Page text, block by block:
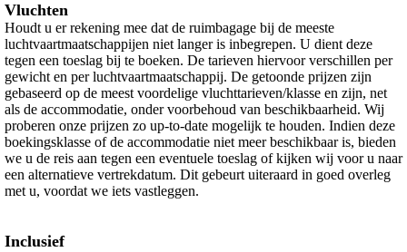
Vluchten
Houdt u er rekening mee dat de ruimbagage bij de meeste
luchtvaartmaatschappijen niet langer is inbegrepen. U dient deze
tegen een toeslag bij te boeken. De tarieven hiervoor verschillen per
gewicht en per luchtvaartmaatschappij. De getoonde prijzen zijn
gebaseerd op de meest voordelige vluchttarieven/klasse en zijn, net
als de accommodatie, onder voorbehoud van beschikbaarheid. Wij
proberen onze prijzen zo up-to-date mogelijk te houden. Indien deze
boekingsklasse of de accommodatie niet meer beschikbaar is, bieden
we u de reis aan tegen een eventuele toeslag of kijken wij voor u naar
een alternatieve vertrekdatum. Dit gebeurt uiteraard in goed overleg
met u, voordat we iets vastleggen.
Inclusief